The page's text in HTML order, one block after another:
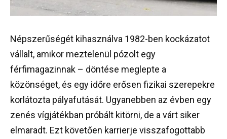
Népszerűségét kihasználva 1982-ben kockázatot
vállalt, amikor meztelenül pózolt egy
férfimagazinnak – döntése meglepte a
közönséget, és egy időre erősen fizikai szerepekre
korlátozta pályafutását. Ugyanebben az évben egy
zenés vígjátékban próbált kitörni, de a várt siker
elmaradt. Ezt követően karrierje visszafogottabb